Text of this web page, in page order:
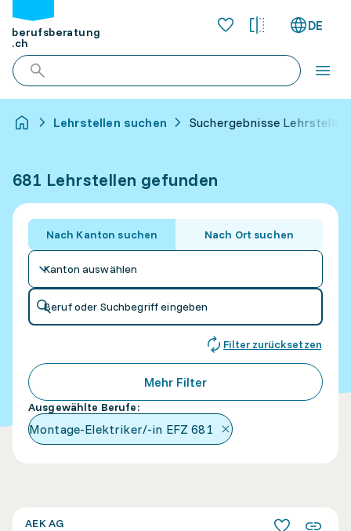
berufsberatung
.ch
DE
Lehrstellen suchen Suchergebnisse Lehrstellen
681 Lehrstellen gefunden
Nach Kanton suchen Nach Ort suchen
Kanton auswählen
Beruf oder Suchbegriff eingeben
Filter zurücksetzen
Mehr Filter
Ausgewählte Berufe:
Montage-Elektriker/-in EFZ 681
AEK AG